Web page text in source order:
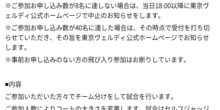
※ご参加お申し込み数が8名に達しない場合は、当日18:00以降に東京ヴ
ェルディ公式ホームページで中止のお知らせをします。
※ご参加お申し込み数が40名に達した場合は、その時点で受付を打ち切
らせていただき、その旨を東京ヴェルディ公式ホームページでお知らせ
します。
※事前お申し込みのない方の飛び入り参加はお断りしています。
■内容
ご参加いただいた方々でチーム分けをして試合を行います。